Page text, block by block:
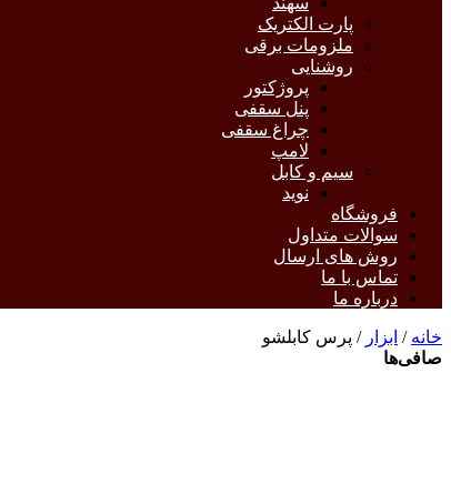
پارت الکتریک
ملزومات برقی
روشنایی
پروژکتور
پنل سقفی
چراغ سقفی
لامپ
سیم و کابل
نوید
فروشگاه
سوالات متداول
روش های ارسال
تماس با ما
درباره ما
خانه / ابزار / پرس کابلشو
صافی‌ها